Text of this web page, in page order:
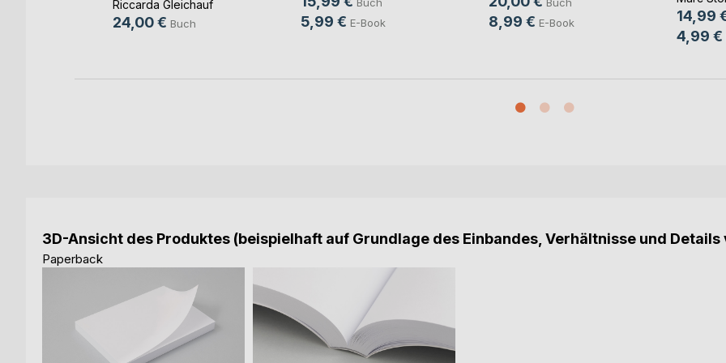
Riccarda Gleichauf
24,00 € Buch 5,99 € E-Book 8,99 € E-Book 14,99
4,99 €
3D-Ansicht des Produktes (beispielhaft auf Grundlage des Einbandes, Verhältnisse und
Paperback